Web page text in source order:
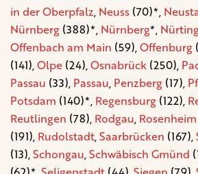
in der Oberpfalz, Neuss (70)*,
Nürnberg (388)*, Nürnberg*,
Offenbach am Main (59),Offenburg
(141),Olpe (24),Osnabrück (250),
Passau (33), Passau, Penzberg (17),
Potsdam (140)*, Regensburg (122),
Reutlingen (78), Rodgau, Rosenheim
(191), Rudolstadt,Saarbrücken (167),
(13),Schongau,Schwäbisch Gmünd